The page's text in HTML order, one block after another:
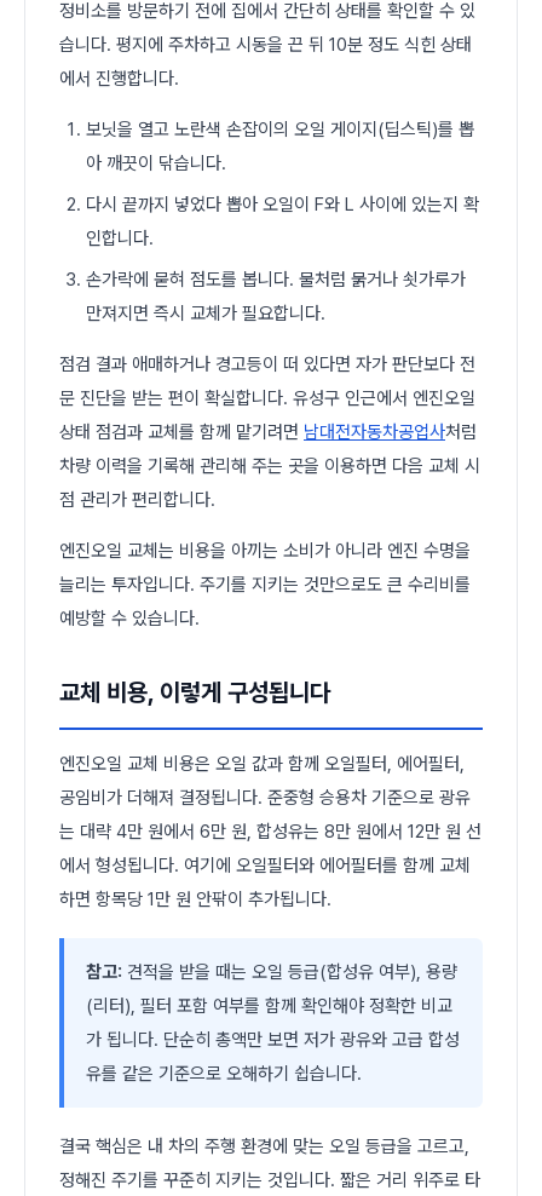
정비소를 방문하기 전에 집에서 간단히 상태를 확인할 수 있
습니다. 평지에 주차하고 시동을 끈 뒤 10분 정도 식힌 상태
에서 진행합니다.
보닛을 열고 노란색 손잡이의 오일 게이지(딥스틱)를 뽑
아 깨끗이 닦습니다.
다시 끝까지 넣었다 뽑아 오일이 F와 L 사이에 있는지 확
인합니다.
손가락에 묻혀 점도를 봅니다. 물처럼 묽거나 쇳가루가
만져지면 즉시 교체가 필요합니다.
점검 결과 애매하거나 경고등이 떠 있다면 자가 판단보다 전
문 진단을 받는 편이 확실합니다. 유성구 인근에서 엔진오일
상태 점검과 교체를 함께 맡기려면 남대전자동차공업사처럼
차량 이력을 기록해 관리해 주는 곳을 이용하면 다음 교체 시
점 관리가 편리합니다.
엔진오일 교체는 비용을 아끼는 소비가 아니라 엔진 수명을
늘리는 투자입니다. 주기를 지키는 것만으로도 큰 수리비를
예방할 수 있습니다.
교체 비용, 이렇게 구성됩니다
엔진오일 교체 비용은 오일 값과 함께 오일필터, 에어필터,
공임비가 더해져 결정됩니다. 준중형 승용차 기준으로 광유
는 대략 4만 원에서 6만 원, 합성유는 8만 원에서 12만 원 선
에서 형성됩니다. 여기에 오일필터와 에어필터를 함께 교체
하면 항목당 1만 원 안팎이 추가됩니다.
참고: 견적을 받을 때는 오일 등급(합성유 여부), 용량
(리터), 필터 포함 여부를 함께 확인해야 정확한 비교
가 됩니다. 단순히 총액만 보면 저가 광유와 고급 합성
유를 같은 기준으로 오해하기 쉽습니다.
결국 핵심은 내 차의 주행 환경에 맞는 오일 등급을 고르고,
정해진 주기를 꾸준히 지키는 것입니다. 짧은 거리 위주로 타